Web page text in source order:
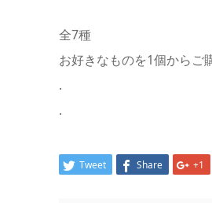
全7種
お好きなものを1個からご
.
.
Tweet Share +1